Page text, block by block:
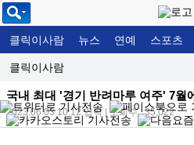
클릭이사람 뉴스 연예 스포츠
클릭이사람
국내 최대 '경기 반려마루 여주' 7월
2023.06.03 10:12입력 | 조회수 : 35,022